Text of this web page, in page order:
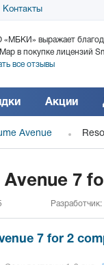
Контакты
выражает
в покупке лицензий
все отзывы
Акции
Avenue
Avenue 7
Разработчик:
7 for 2